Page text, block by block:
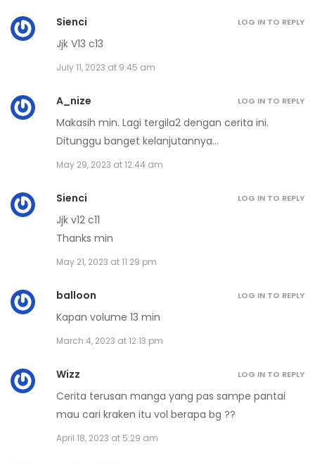
September 24, 2024
Volume 15 Chapter 5
Volume 15 Chapter 4
September 24, 2024
September 24, 2024
Volume 15 Chapter 2
September 24, 2024
Volume 15 Chapter 1
September 24, 2024
October 18, 2023
Volume 14 Chapter 12
October 18, 2023
Sienci
Jjk V13 c13
July 11, 2023 at 9:45 am
LOG IN TO REPLY
A_nize
Makasih min. Lagi tergila2 dengan cerita ini.
Ditunggu banget kelanjutannya…
May 29, 2023 at 12:44 am
LOG IN TO REPLY
Sienci
Jjk v12 c11
Thanks min
May 21, 2023 at 11:29 pm
LOG IN TO REPLY
balloon
Kapan volume 13 min
March 4, 2023 at 12:13 pm
LOG IN TO REPLY
Wizz
Cerita terusan manga yang pas sampe pantai
mau cari kraken itu vol berapa bg ??
April 18, 2023 at 5:29 am
LOG IN TO REPLY